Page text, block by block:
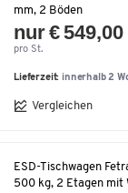
mm, 2 Böden
nur € 549,00
pro St.
Lieferzeit: innerhalb 2
Vergleichen
ESD-Tischwagen
500 kg, 2 Etagen mit